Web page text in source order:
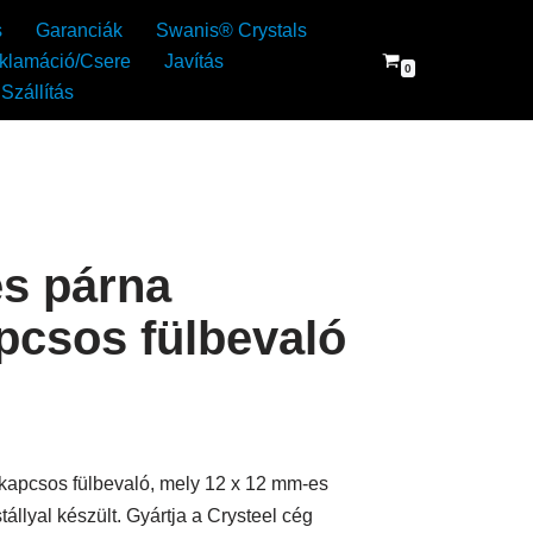
Garanciák
Swanis® Crystals
Csere
Javítás
Szállítás
0
párna
fülbevaló
fülbevaló, mely 12 x 12 mm-es
készült. Gyártja a Crysteel cég